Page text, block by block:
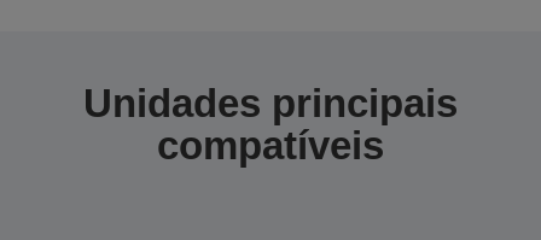
Unidades principais
compatíveis